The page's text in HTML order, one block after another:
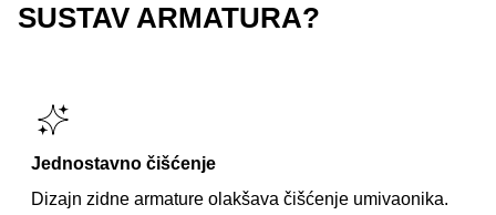
SUSTAV ARMATURA?
Jednostavno čišćenje
Dizajn zidne armature olakšava čišćenje umivaonika.